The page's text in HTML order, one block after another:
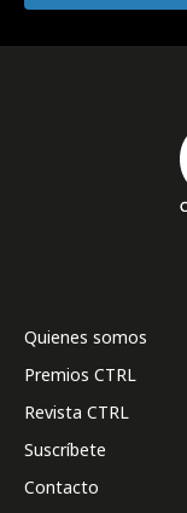
Quienes somos
Premios CTRL
Revista CTRL
Suscríbete
Contacto